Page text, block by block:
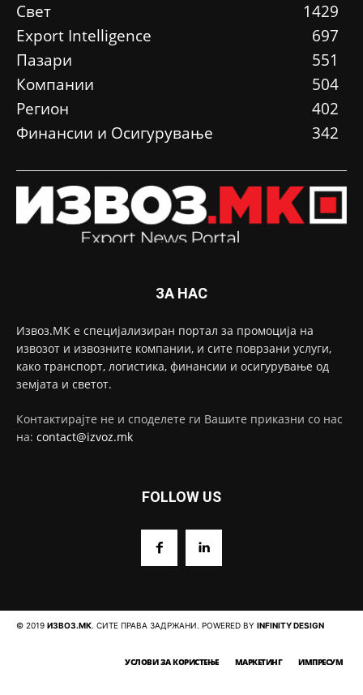
Свет
1429
Еxport Intelligence
697
Пазари
551
Компании
504
Регион
402
Финансии и Осигурување
342
ЗА НАС
Извоз.МК е специјализиран портал за промоција на
извозот и извозните компании, и сите поврзани услуги,
како транспорт, логистика, финансии и осигурување од
земјата и светот.
Контактирајте не и споделете ги Вашите приказни со нас
на: contact@izvoz.mk
FOLLOW US
© 2019 ИЗВОЗ.МК. СИТЕ ПРАВА ЗАДРЖАНИ. POWERED BY INFINITY DESIGN
УСЛОВИ ЗА КОРИСТЕЊЕ МАРКЕТИНГ ИМПРЕСУМ